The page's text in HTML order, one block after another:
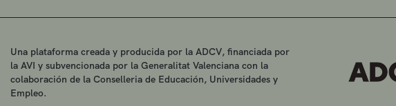
Una plataforma creada y producida por la ADCV, financiada por
la AVI y subvencionada por la Generalitat Valenciana con la
colaboración de la Conselleria de Educación, Universidades y
Empleo.